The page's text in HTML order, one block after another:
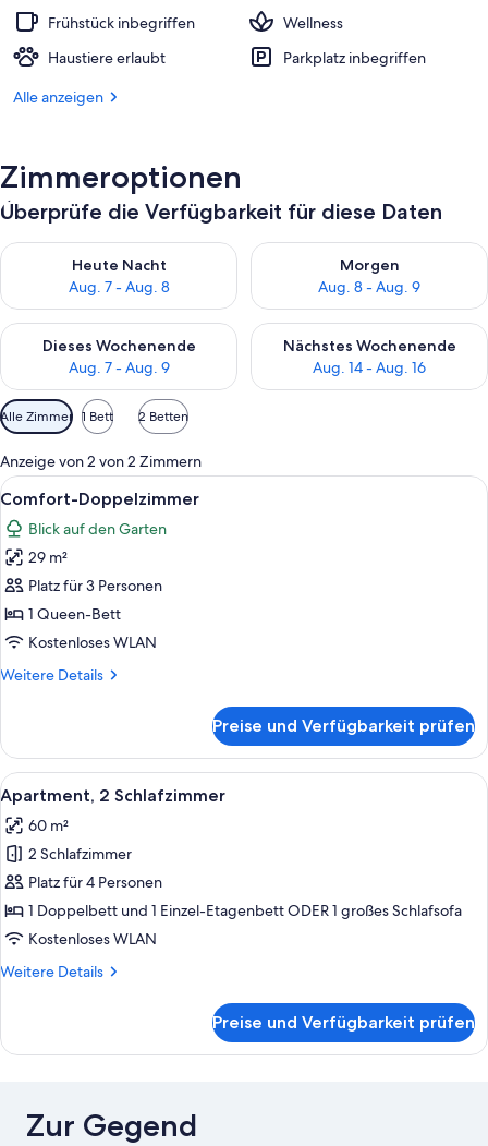
Lobby
Frühstück inbegriffen
Wellness
Haustiere erlaubt
Parkplatz inbegriffen
Alle anzeigen
Zimmeroptionen
Überprüfe die Verfügbarkeit für diese Daten
Heute Nacht
Aug. 7 - Aug. 8
Überprüfe die Verfügbarkeit für heute Nacht, Aug. 7 - Aug. 8.
Morgen
Aug. 8 - Aug. 9
Überprüfe die Verfügbarkeit
Dieses Wochenende
Aug. 7 - Aug. 9
Überprüfe die Verfügbarkeit für dieses Wochenende, Aug. 7
Nächstes Wochenende
Aug. 14 - Aug. 16
Überprüfe die Verfügbarkeit
Verfügbare
Filter
für
Zimmer
Alle Zimmer 1 Bett 2 Betten
Anzeige von 2 von 2 Zimmern
Alle
Fotos
für
Comfort-
Doppelzimmer
anzeigen
Ein Schlafzimmer mit einem großen
5
Comfort-Doppelzimmer
Blick auf den Garten
29 m²
Platz für 3 Personen
1 Queen-Bett
Kostenloses WLAN
Weitere Details
Weitere
Doppelzimmer
Preise und Verfügbarkeit prüfen
Alle
Fotos
für
Apartment,
2 Schlafzimmer
anzeigen
Ein modernes Hotelzimmer mit
6
Apartment, 2 Schlafzimmer
60 m²
2 Schlafzimmer
Platz für 4 Personen
1 Doppelbett und 1 Einzel-Etagenbett ODER 1 großes Schlafsofa
Kostenloses WLAN
Weitere Details
Weitere
2 Schlafzimmer
Preise und Verfügbarkeit prüfen
Zur Gegend